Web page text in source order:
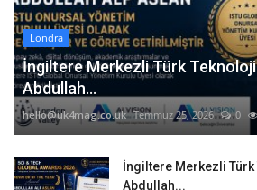
Londra
İngiltere Merkezli Türk
Abdullah...
hello@uk4mag.co.uk Temmuz 25, 2026 0
İngiltere Merkezli
Abdullah...